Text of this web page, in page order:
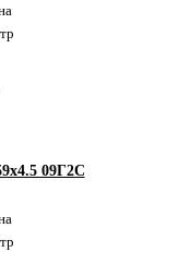
09Г2С